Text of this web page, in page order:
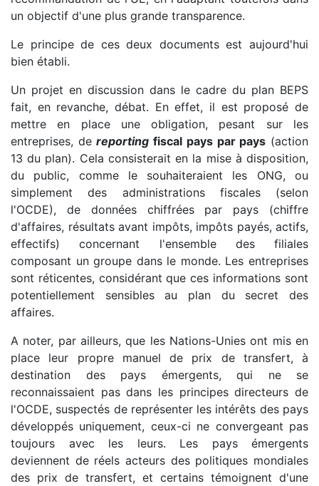
un objectif d'une plus grande transparence.
Le principe de ces deux documents est aujourd'hui
bien établi.
Un projet en discussion dans le cadre du plan BEPS
fait, en revanche, débat. En effet, il est proposé de
mettre en place une obligation, pesant sur les
entreprises, dereporting fiscal pays par pays (action
13 du plan). Cela consisterait en la mise à disposition,
du public, comme le souhaiteraient les ONG, ou
simplement des administrations fiscales (selon
l'OCDE), de données chiffrées par pays (chiffre
d'affaires, résultats avant impôts, impôts payés, actifs,
effectifs) concernant l'ensemble des filiales
composant un groupe dans le monde. Les entreprises
sont réticentes, considérant que ces informations sont
potentiellement sensibles au plan du secret des
affaires.
A noter, par ailleurs, que les Nations-Unies ont mis en
place leur propre manuel de prix de transfert, à
destination des pays émergents, qui ne se
reconnaissaient pas dans les principes directeurs de
l'OCDE, suspectés de représenter les intérêts des pays
développés uniquement, ceux-ci ne convergeant pas
toujours avec les leurs. Les pays émergents
deviennent de réels acteurs des politiques mondiales
des prix de transfert, et certains témoignent d'une